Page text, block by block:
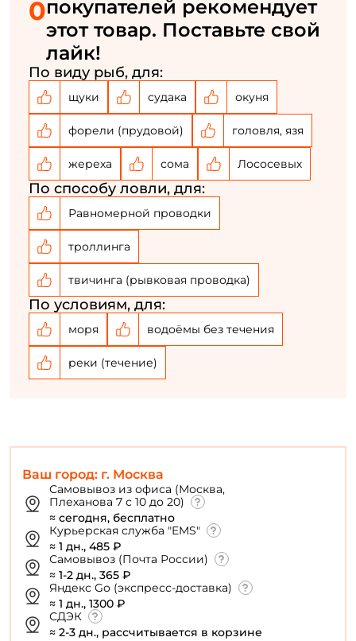
Ваш город: г. Москва
Самовывоз из офиса (Москва,
Плеханова 7 с 10 до 20)
≈ сегодня, бесплатно
Курьерская служба "EMS"
≈ 1 дн., 485 ₽
Самовывоз (Почта России)
≈ 1-2 дн., 365 ₽
Яндекс Go (экспресс-доставка)
≈ 1 дн., 1300 ₽
СДЭК
≈ 2-3 дн., рассчитывается в корзине
0покупателей рекомендует
этот товар. Поставьте свой
лайк!
По виду рыб, для:
щуки судака окуня
форели (прудовой) головля, язя
жереха сома Лососевых
По способу ловли, для:
Равномерной проводки
троллинга
твичинга (рывковая проводка)
По условиям, для:
моря водоёмы без течения
реки (течение)
ФИО: *
Email: *
Номер телефона: *
Придумайте пароль: *
Повторите пароль: *
Заполняя данную форму вы соглашаетесь на обработку
персональных данных
Создать аккаунт
У меня уже есть аккаунт